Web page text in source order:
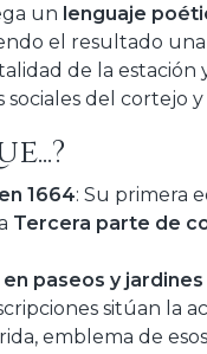
un lenguaje
de la estación
sociales del cortejo
1664: Su primera
Tercera parte de
paseos y
sitúan la
emblema de